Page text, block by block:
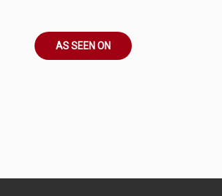
AS SEEN ON